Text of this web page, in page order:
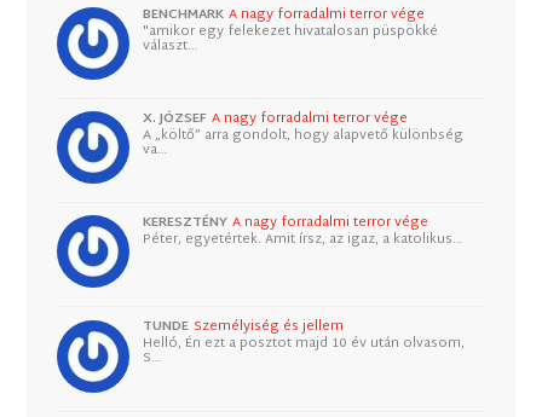
BENCHMARK A nagy forradalmi terror vége
"amikor egy felekezet hivatalosan püspökké
választ…
X. JÓZSEF A nagy forradalmi terror vége
A „költő” arra gondolt, hogy alapvető különbség
va…
KERESZTÉNY A nagy forradalmi terror vége
Péter, egyetértek. Amit írsz, az igaz, a katolikus…
TUNDE Személyiség és jellem
Helló, Én ezt a posztot majd 10 év után olvasom,
S…